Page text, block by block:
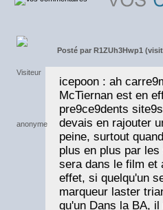
Posté par R1ZUh3Hwp1
icepoon : ah
McTiernan est en
pre9ce9dents
devais en rajouter
peine, surtout
plus en plus par
sera dans le film et
effet, si quelqu'un
marqueur laster
qu'un Dans la BA,